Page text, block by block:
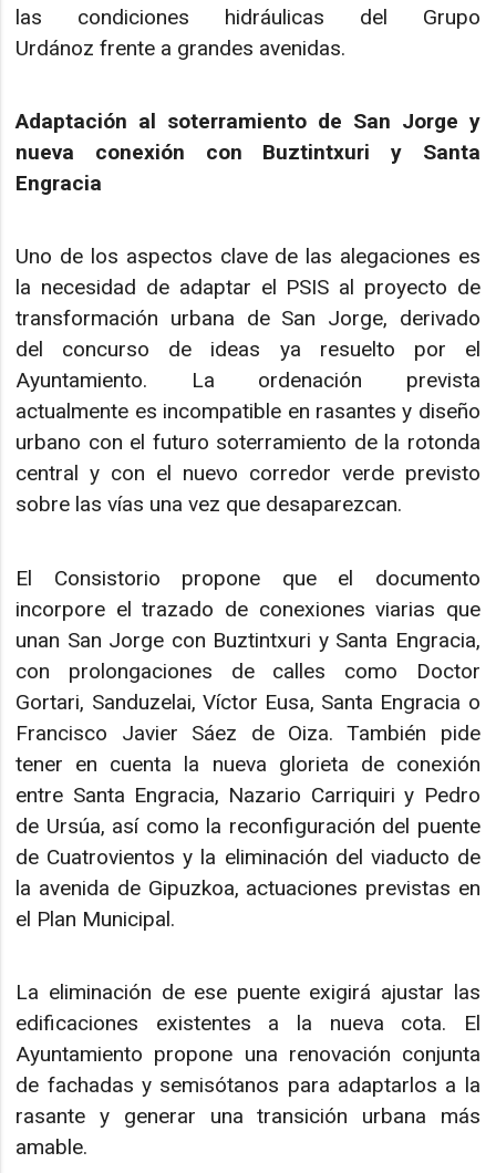
las condiciones hidráulicas del Grupo
Urdánoz frente a grandes avenidas.
Adaptación al soterramiento de San Jorge y
nueva conexión con Buztintxuri y Santa
Engracia
Uno de los aspectos clave de las alegaciones es
la necesidad de adaptar el PSIS al proyecto de
transformación urbana de San Jorge, derivado
del concurso de ideas ya resuelto por el
Ayuntamiento. La ordenación prevista
actualmente es incompatible en rasantes y diseño
urbano con el futuro soterramiento de la rotonda
central y con el nuevo corredor verde previsto
sobre las vías una vez que desaparezcan.
El Consistorio propone que el documento
incorpore el trazado de conexiones viarias que
unan San Jorge con Buztintxuri y Santa Engracia,
con prolongaciones de calles como Doctor
Gortari, Sanduzelai, Víctor Eusa, Santa Engracia o
Francisco Javier Sáez de Oiza. También pide
tener en cuenta la nueva glorieta de conexión
entre Santa Engracia, Nazario Carriquiri y Pedro
de Ursúa, así como la reconfiguración del puente
de Cuatrovientos y la eliminación del viaducto de
la avenida de Gipuzkoa, actuaciones previstas en
el Plan Municipal.
La eliminación de ese puente exigirá ajustar las
edificaciones existentes a la nueva cota. El
Ayuntamiento propone una renovación conjunta
de fachadas y semisótanos para adaptarlos a la
rasante y generar una transición urbana más
amable.